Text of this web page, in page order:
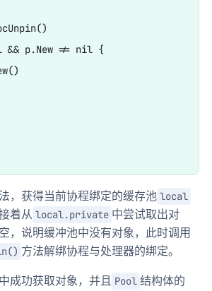
&& p.New != nil {
，获得当前协程绑定的缓存池 local
着从 local.private 中尝试取出对
，说明缓冲池中没有对象，此时调用
方法解绑协程与处理器的绑定。
成功获取对象，并且 Pool 结构体的